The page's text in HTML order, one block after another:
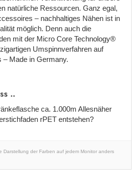
natürliche Ressourcen. Ganz egal,
– nachhaltiges Nähen ist in
möglich. Denn auch die
mit der Micro Core Technology®
Umspinnverfahren auf
– Made in Germany.
..
ca. 1.000m Allesnäher
rPET entstehen?
Darstellung der Farben auf jedem Monitor anders